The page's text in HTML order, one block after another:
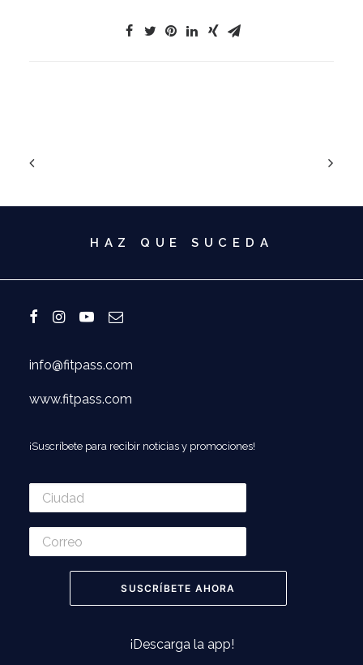
HAZ QUE SUCEDA
info@fitpass.com
www.fitpass.com
¡Suscríbete para recibir noticias y promociones!
¡Descarga la app!